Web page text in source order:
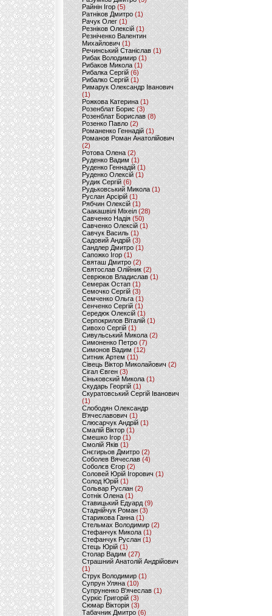
Райнін Ігор(5)
Ратніков Дмитро (1)
Рачук Олег (1)
Резніков Олексій(1)
Резніченко Валентин
Михайлович (1)
Речинський Станіслав (1)
Рибак Володимир(1)
Рибаков Микола(1)
Рибалка Сергій (6)
Рибалко Сергій (1)
Римарук Олександр Іванович
(1)
Рожкова Катерина(1)
Розенблат Борис (3)
Розенблат Борислав (8)
Розенко Павло (2)
Романенко Геннадій (1)
Романов Роман Анатолійович
(2)
Ротова Олена(2)
Руденко Вадим (1)
Руденко Геннадій (1)
Руденко Олексій(1)
Рудик Сергій(6)
Рудьковський Микола (1)
Руслан Арсірій(1)
Рябчин Олексій (1)
Саакашвілі Міхеіл(28)
Савченко Надія (50)
Савченко Олексій(1)
Савчук Василь (1)
Садовий Андрій (3)
Сандлер Дмитро(1)
Сапожко Ігор(1)
Святаш Дмитро (2)
Святослав Олійник (2)
Севрюков Владислав (1)
Семерак Остап (1)
Семочко Сергій (3)
Семченко Ольга (1)
Сенченко Сергій(1)
Середюк Олексій(1)
Серпокрилов Віталій(1)
Сивохо Сергій(1)
Сивульський Микола(2)
Симоненко Петро(7)
Симонов Вадим (12)
Ситник Артем(11)
Сівець Віктор Миколайович(2)
Сігал Євген (3)
Сіньковский Микола(1)
Скударь Георгій (1)
Скуратовський Сергій Іванович
(1)
Слободян Олександр
В'ячеславович(1)
Слюсарчук Андрій(1)
Смалій Віктор (1)
Смешко Ігор (1)
Смолій Яків (1)
Снєгирьов Дмитро (2)
Соболев Вячеслав (4)
Соболєв Єгор(2)
Соловей Юрій Ігорович (1)
Солод Юрій (1)
Сольвар Руслан (2)
Сотнік Олена(1)
Ставицький Едуард (9)
Стаднійчук Роман(3)
Старикова Ганна (1)
Стельмах Володимир(2)
Стефанчук Микола (1)
Стефанчук Руслан (1)
Стець Юрій (1)
Столар Вадим(27)
Страшний Анатолій Андрійович
(1)
Струк Володимир (1)
Супрун Уляна (10)
Супруненко В'ячеслав (1)
Суркіс Григорій (3)
Сюмар Вікторія (3)
Табачник Дмитро (6)